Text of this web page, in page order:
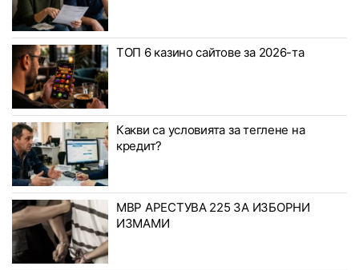
ТОП 6 казино сайтове за 2026-та
Какви са условията за теглене на
кредит?
МВР АРЕСТУВА 225 ЗА ИЗБОРНИ
ИЗМАМИ